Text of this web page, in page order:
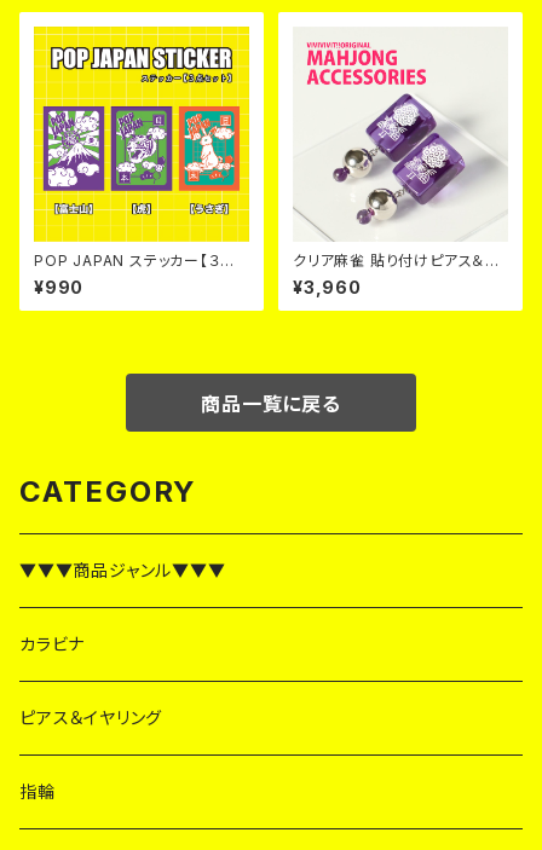
POP JAPAN ステッカー【３点
セット】
¥990
クリア麻雀 貼り付けピアス＆イ
ヤリング【３色×２パターン】
¥3,960
商品一覧に戻る
CATEGORY
▼▼▼商品ジャンル▼▼▼
カラビナ
ピアス＆イヤリング
指輪